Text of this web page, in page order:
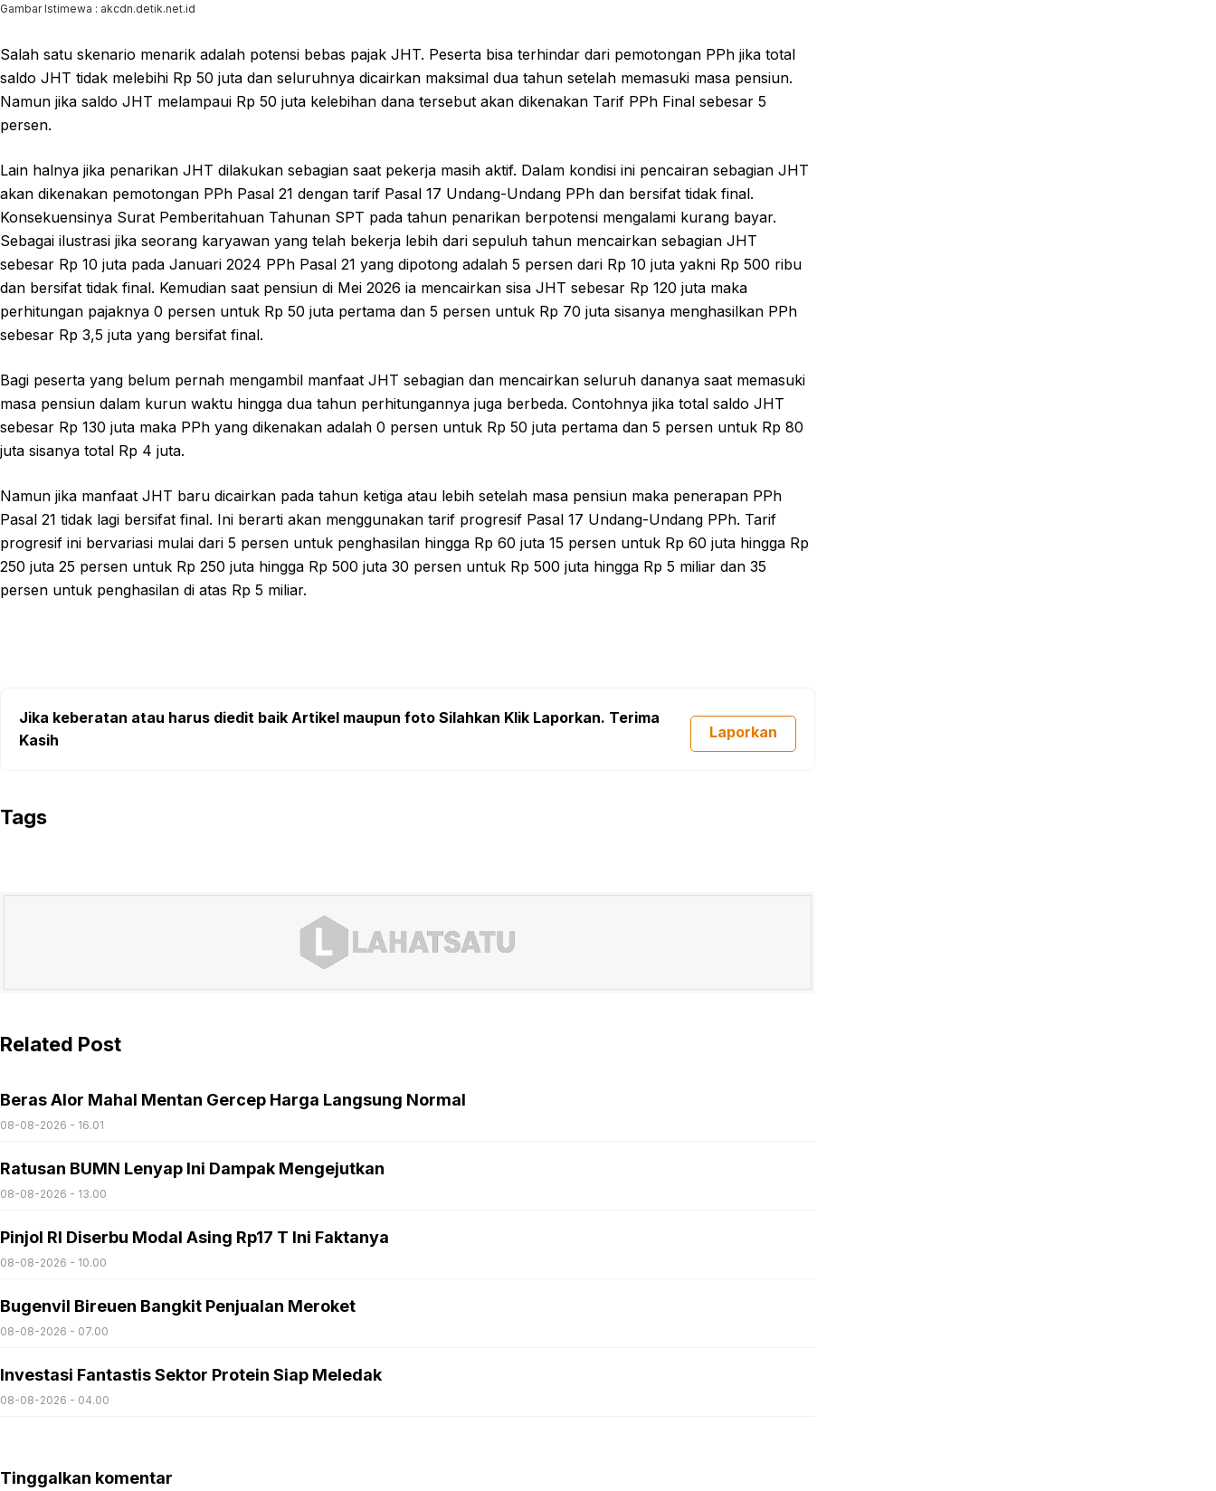
Gambar Istimewa : akcdn.detik.net.id
Salah satu skenario menarik adalah potensi bebas pajak JHT. Peserta bisa terhindar dari pemotongan PPh jika total
saldo JHT tidak melebihi Rp 50 juta dan seluruhnya dicairkan maksimal dua tahun setelah memasuki masa pensiun.
Namun jika saldo JHT melampaui Rp 50 juta kelebihan dana tersebut akan dikenakan Tarif PPh Final sebesar 5
persen.
Lain halnya jika penarikan JHT dilakukan sebagian saat pekerja masih aktif. Dalam kondisi ini pencairan sebagian JHT
akan dikenakan pemotongan PPh Pasal 21 dengan tarif Pasal 17 Undang-Undang PPh dan bersifat tidak final.
Konsekuensinya Surat Pemberitahuan Tahunan SPT pada tahun penarikan berpotensi mengalami kurang bayar.
Sebagai ilustrasi jika seorang karyawan yang telah bekerja lebih dari sepuluh tahun mencairkan sebagian JHT
sebesar Rp 10 juta pada Januari 2024 PPh Pasal 21 yang dipotong adalah 5 persen dari Rp 10 juta yakni Rp 500 ribu
dan bersifat tidak final. Kemudian saat pensiun di Mei 2026 ia mencairkan sisa JHT sebesar Rp 120 juta maka
perhitungan pajaknya 0 persen untuk Rp 50 juta pertama dan 5 persen untuk Rp 70 juta sisanya menghasilkan PPh
sebesar Rp 3,5 juta yang bersifat final.
Bagi peserta yang belum pernah mengambil manfaat JHT sebagian dan mencairkan seluruh dananya saat memasuki
masa pensiun dalam kurun waktu hingga dua tahun perhitungannya juga berbeda. Contohnya jika total saldo JHT
sebesar Rp 130 juta maka PPh yang dikenakan adalah 0 persen untuk Rp 50 juta pertama dan 5 persen untuk Rp 80
juta sisanya total Rp 4 juta.
Namun jika manfaat JHT baru dicairkan pada tahun ketiga atau lebih setelah masa pensiun maka penerapan PPh
Pasal 21 tidak lagi bersifat final. Ini berarti akan menggunakan tarif progresif Pasal 17 Undang-Undang PPh. Tarif
progresif ini bervariasi mulai dari 5 persen untuk penghasilan hingga Rp 60 juta 15 persen untuk Rp 60 juta hingga Rp
250 juta 25 persen untuk Rp 250 juta hingga Rp 500 juta 30 persen untuk Rp 500 juta hingga Rp 5 miliar dan 35
persen untuk penghasilan di atas Rp 5 miliar.
Jika keberatan atau harus diedit baik Artikel maupun foto Silahkan Klik Laporkan. Terima
Kasih
Laporkan
Tags
Related Post
Beras Alor Mahal Mentan Gercep Harga Langsung Normal
08-08-2026 - 16.01
Ratusan BUMN Lenyap Ini Dampak Mengejutkan
08-08-2026 - 13.00
Pinjol RI Diserbu Modal Asing Rp17 T Ini Faktanya
08-08-2026 - 10.00
Bugenvil Bireuen Bangkit Penjualan Meroket
08-08-2026 - 07.00
Investasi Fantastis Sektor Protein Siap Meledak
08-08-2026 - 04.00
Tinggalkan komentar